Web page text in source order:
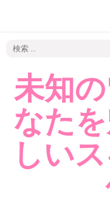
未知
なた
しい